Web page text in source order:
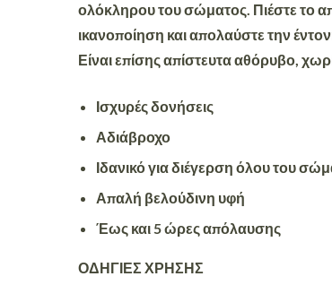
ολόκληρου του σώματος. Πιέστε το
ικανοποίηση και απολαύστε την
Είναι επίσηςαπίστευτα αθόρυβο,
Ισχυρές δονήσεις
Αδιάβροχο
Ιδανικό για διέγερση όλου του
Απαλή βελούδινη υφή
Έως και 5 ώρες απόλαυσης
ΟΔΗΓΙΕΣ ΧΡΗΣΗΣ